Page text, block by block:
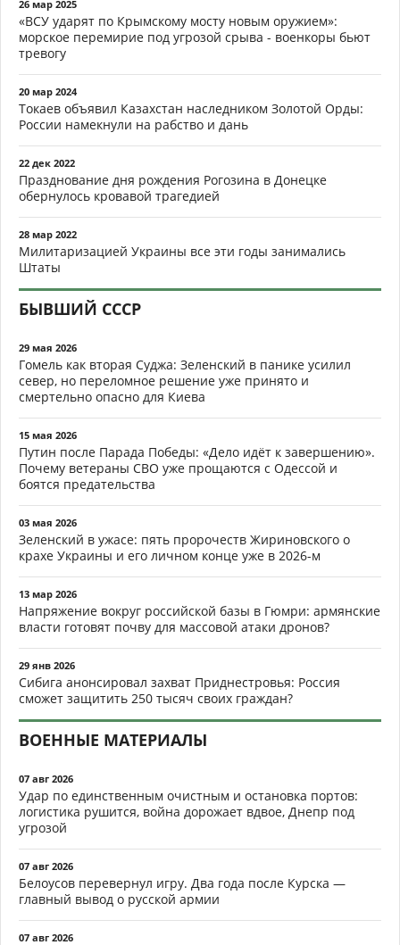
26 мар 2025
«ВСУ ударят по Крымскому мосту новым оружием»:
морское перемирие под угрозой срыва - военкоры бьют
тревогу
20 мар 2024
Токаев объявил Казахстан наследником Золотой Орды:
России намекнули на рабство и дань
22 дек 2022
Празднование дня рождения Рогозина в Донецке
обернулось кровавой трагедией
28 мар 2022
Милитаризацией Украины все эти годы занимались
Штаты
БЫВШИЙ СССР
29 мая 2026
Гомель как вторая Суджа: Зеленский в панике усилил
север, но переломное решение уже принято и
смертельно опасно для Киева
15 мая 2026
Путин после Парада Победы: «Дело идёт к завершению».
Почему ветераны СВО уже прощаются с Одессой и
боятся предательства
03 мая 2026
Зеленский в ужасе: пять пророчеств Жириновского о
крахе Украины и его личном конце уже в 2026-м
13 мар 2026
Напряжение вокруг российской базы в Гюмри: армянские
власти готовят почву для массовой атаки дронов?
29 янв 2026
Сибига анонсировал захват Приднестровья: Россия
сможет защитить 250 тысяч своих граждан?
ВОЕННЫЕ МАТЕРИАЛЫ
07 авг 2026
Удар по единственным очистным и остановка портов:
логистика рушится, война дорожает вдвое, Днепр под
угрозой
07 авг 2026
Белоусов перевернул игру. Два года после Курска —
главный вывод о русской армии
07 авг 2026